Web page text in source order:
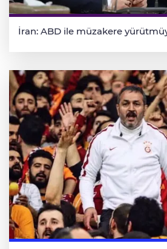
İran: ABD ile müzakere